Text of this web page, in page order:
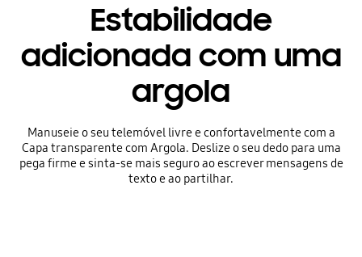
Estabilidade
adicionada com uma
argola
Manuseie o seu telemóvel livre e confortavelmente com a
Capa transparente com Argola. Deslize o seu dedo para uma
pega firme e sinta-se mais seguro ao escrever mensagens de
texto e ao partilhar.